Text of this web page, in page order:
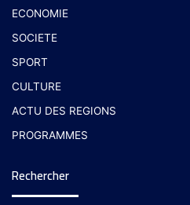
ECONOMIE
SOCIETE
SPORT
CULTURE
ACTU DES REGIONS
PROGRAMMES
Rechercher